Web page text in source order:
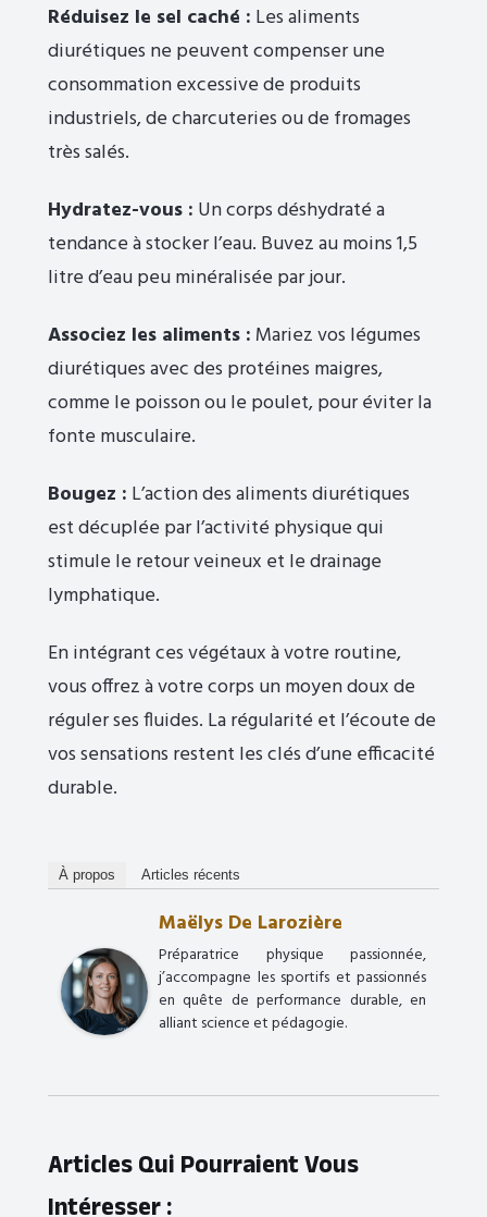
Réduisez le sel caché : Les aliments
diurétiques ne peuvent compenser une
consommation excessive de produits
industriels, de charcuteries ou de fromages
très salés.
Hydratez-vous : Un corps déshydraté a
tendance à stocker l’eau. Buvez au moins 1,5
litre d’eau peu minéralisée par jour.
Associez les aliments : Mariez vos légumes
diurétiques avec des protéines maigres,
comme le poisson ou le poulet, pour éviter la
fonte musculaire.
Bougez : L’action des aliments diurétiques
est décuplée par l’activité physique qui
stimule le retour veineux et le drainage
lymphatique.
En intégrant ces végétaux à votre routine,
vous offrez à votre corps un moyen doux de
réguler ses fluides. La régularité et l’écoute de
vos sensations restent les clés d’une efficacité
durable.
À propos Articles récents
Maëlys De Larozière
Préparatrice physique passionnée,
j’accompagne les sportifs et passionnés
en quête de performance durable, en
alliant science et pédagogie.
Articles Qui Pourraient Vous
Intéresser :